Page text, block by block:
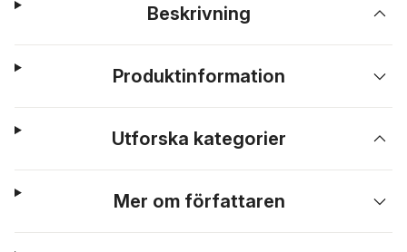
Beskrivning
Produktinformation
Utforska kategorier
Mer om författaren